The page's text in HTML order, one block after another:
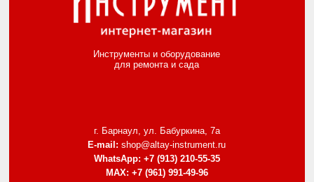
Инструменты и оборудование
для ремонта и сада
г. Барнаул, ул. Бабуркина, 7а
E-mail: shop@altay-instrument.ru
WhatsApp: +7 (913) 210-55-35
MAX: +7 (961) 991-49-96